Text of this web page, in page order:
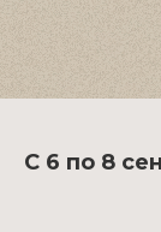
С 6 по 8